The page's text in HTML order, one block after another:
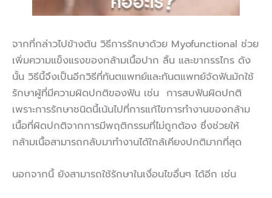
จากที่กล่าวไปข้างต้น วิธีการรักษาด้วย Myofunctional ช่วย
เพิ่มความแข็งแรงของกล้ามเนื้อปาก ลิ้น และขากรรไกร ดัง
นั้น วิธีนี้จึงเป็นอีกวิธีที่ทันตแพทย์และทันตแพทย์จัดฟันมักใช้
รักษาผู้ที่มีความผิดปกติของฟัน เช่น การสบฟันผิดปกติ
เพราะการรักษาชนิดนี้เน้นไปที่การแก้ไขการทำงานของกล้าม
เนื้อที่ผิดปกติจากการมีพฤติกรรมที่ไม่ถูกต้อง ซึ่งช่วยให้
กล้ามเนื้อสามารถกลับมาทำงานได้ใกล้เคียงปกติมากที่สุด
นอกจากนี้ ยังสามารถใช้รักษาในเงื่อนไขอื่นๆ ได้อีก เช่น